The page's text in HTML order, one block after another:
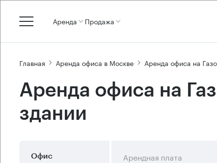
Аренда Продажа
Главная Аренда офиса в Москве Аренда офиса на
Аренда офиса на
здании
Офис Арендная плата